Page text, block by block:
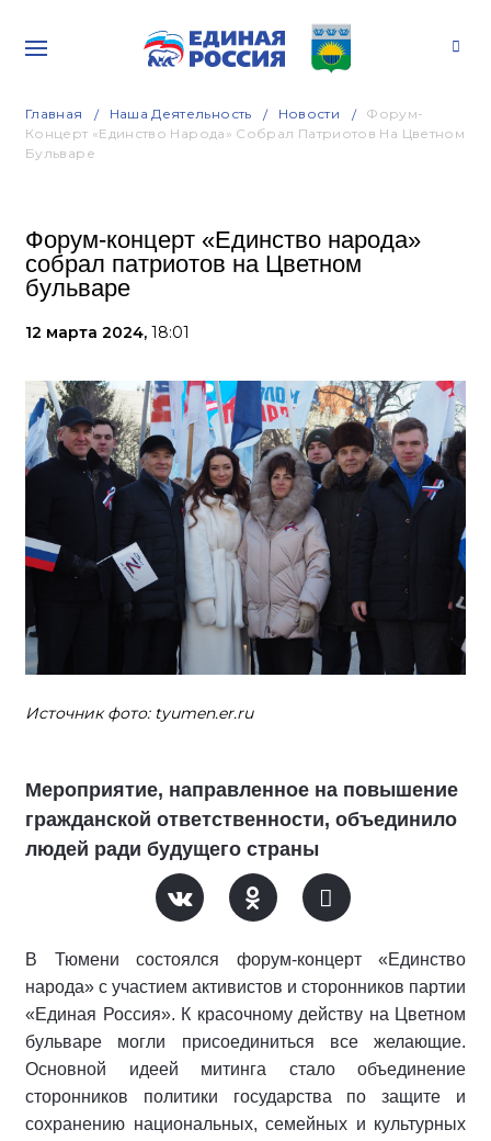
Главная Наша Деятельность Новости
Форум-
Концерт «Единство Народа» Собрал Патриотов На Цветном
Бульваре
Форум-концерт «Единство народа»
собрал патриотов на Цветном
бульваре
12 марта 2024, 18:01
Источник фото: tyumen.er.ru
Мероприятие, направленное на повышение
гражданской ответственности, объединило
людей ради будущего страны
В Тюмени состоялся форум-концерт «Единство
народа» с участием активистов и сторонников партии
«Единая Россия». К красочному действу на Цветном
бульваре могли присоединиться все желающие.
Основной идеей митинга стало объединение
сторонников политики государства по защите и
сохранению национальных, семейных и культурных